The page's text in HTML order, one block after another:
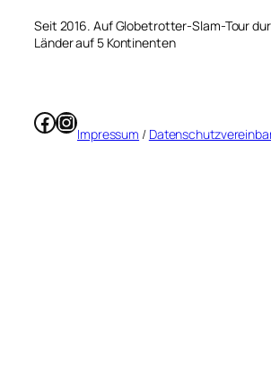
Seit 2016. Auf Globetrotter-Slam-Tour
Länder auf 5 Kontinenten
Facebook
Instagram
Impressum /